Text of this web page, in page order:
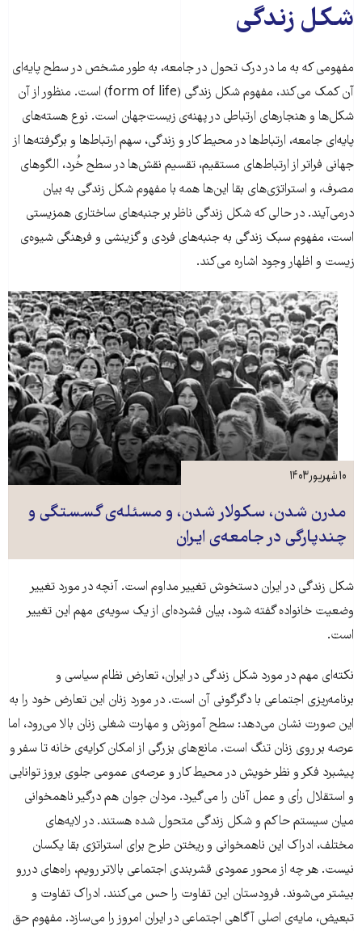
شکل زندگی
مفهومی که به ما در درک تحول در جامعه، به طور مشخص در سطح پایه‌ای
آن کمک می‌کند، مفهوم شکل زندگی (form of life) است. منظور از آن
شکل‌ها و هنجارهای ارتباطی در پهنه‌ی زیست‌جهان است. نوع هسته‌های
پایه‌ای جامعه، ارتباط‌ها در محیط کار و زندگی، سهم ارتباط‌ها و برگرفته‌ها از
جهانی فراتر از ارتباط‌های مستقیم، تقسیم نقش‌ها در سطح خُرد، الگوهای
مصرف، و استراتژی‌های بقا این‌ها همه با مفهوم شکل زندگی به بیان
درمی‌آیند. در حالی که شکل زندگی ناظر بر جنبه‌های ساختاری همزیستی
است، مفهوم سبک زندگی به جنبه‌های فردی و گزینشی و فرهنگی شیوه‌ی
زیست و اظهار وجود اشاره می‌کند.
مدرن شدن، سکولار شدن، و مسئله‌ی گسستگی و
چندپارگی در جامعه‌ی ایران
۱۰ شهریور ۱۴۰۳
شکل زندگی در ایران دستخوش تغییر مداوم است. آنچه در مورد تغییر
وضعیت خانواده گفته شود، بیان فشرده‌ای از یک سویه‌ی مهم این تغییر
است.
نکته‌ای مهم در مورد شکل زندگی در ایران، تعارض نظام سیاسی و
برنامه‌ریزی اجتماعی با دگرگونی آن است. در مورد زنان این تعارض خود را به
این صورت نشان می‌دهد: سطح آموزش و مهارت شغلی زنان بالا می‌رود، اما
عرصه بر روی زنان تنگ است. مانع‌های بزرگی از امکان کرایه‌ی خانه تا سفر و
پیشبرد فکر و نظر خویش در محیط کار و عرصه‌ی عمومی جلوی بروز توانایی
و استقلال رأی و عمل آنان را می‌گیرد. مردان جوان هم درگیر ناهمخوانی
میان سیستم حاکم و شکل زندگی متحول شده هستند. در لایه‌های
مختلف، ادراک این ناهمخوانی و ریختن طرح برای استراتژی بقا یکسان
نیست. هر چه از محور عمودی قشربندی اجتماعی بالاتر رویم، راه‌های دررو
بیشتر می‌شوند. فرودستان این تفاوت را حس می‌کنند. ادراک تفاوت و
تبعیض، مایه‌ی اصلی آگاهی اجتماعی در ایران امروز را می‌سازد. مفهوم حق